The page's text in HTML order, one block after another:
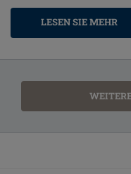
LESEN SIE MEHR